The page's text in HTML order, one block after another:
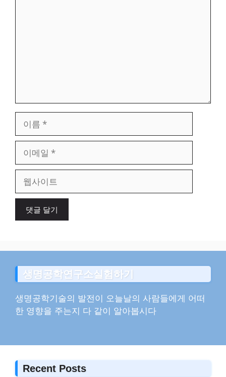
일
이
생명공학연구소실험하기
생명공학기술의 발전이 오늘날의 사람들에게 어떠
한 영향을 주는지 다 같이 알아봅시다
Recent Posts